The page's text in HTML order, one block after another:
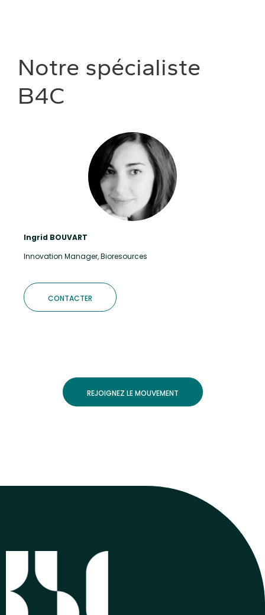
Notre spécialiste
B4C
Ingrid BOUVART
Innovation Manager, Bioresources
CONTACTER
REJOIGNEZ LE MOUVEMENT